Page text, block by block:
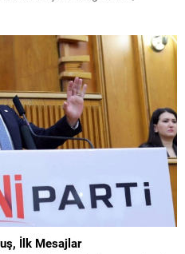
İlk Mesajlar